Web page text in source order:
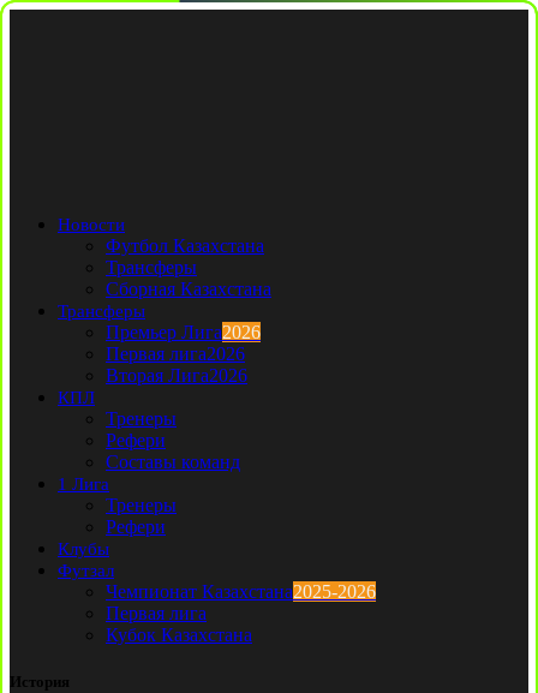
Новости
Футбол Казахстана
Трансферы
Сборная Казахстана
Трансферы
Премьер Лига2026
Первая лига2026
Вторая Лига2026
КПЛ
Тренеры
Рефери
Составы команд
1 Лига
Тренеры
Рефери
Клубы
Футзал
Чемпионат Казахстана2025-2026
Первая лига
Кубок Казахстана
История